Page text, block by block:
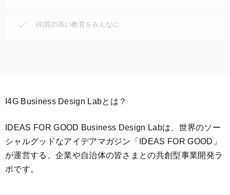
(4)質の高い教育をみんなに
I4G Business Design Labとは？
IDEAS FOR GOOD Business Design Labは、世界のソー
シャルグッドなアイデアマガジン「IDEAS FOR GOOD」
が運営する、企業や自治体の皆さまとの共創型事業開発ラ
ボです。